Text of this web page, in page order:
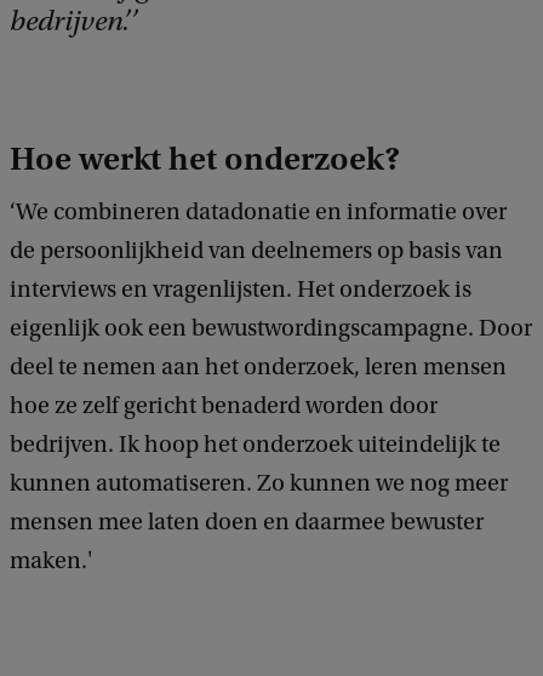
bedrijven’.
Hoe werkt het onderzoek?
‘We combineren datadonatie en informatie over
de persoonlijkheid van deelnemers op basis van
interviews en vragenlijsten. Het onderzoek is
eigenlijk ook een bewustwordingscampagne. Door
deel te nemen aan het onderzoek, leren mensen
hoe ze zelf gericht benaderd worden door
bedrijven. Ik hoop het onderzoek uiteindelijk te
kunnen automatiseren. Zo kunnen we nog meer
mensen mee laten doen en daarmee bewuster
maken.'